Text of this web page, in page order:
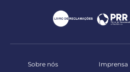
Sobre nós Imprensa